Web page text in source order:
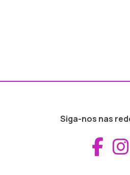
Siga-nos nas